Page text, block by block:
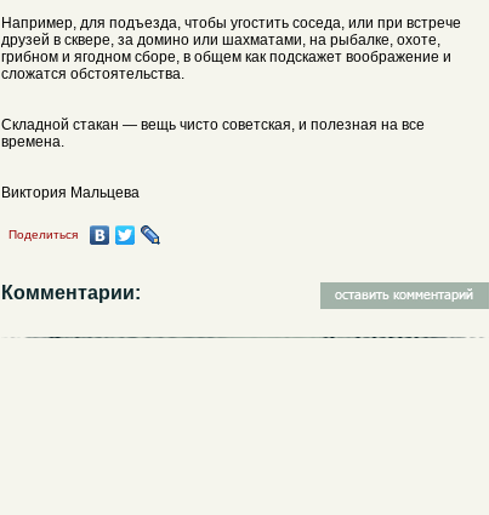
Например, для подъезда, чтобы угостить соседа, или при встрече
друзей в сквере, за домино или шахматами, на рыбалке, охоте,
грибном и ягодном сборе, в общем как подскажет воображение и
сложатся обстоятельства.
Складной стакан — вещь чисто советская, и полезная на все
времена.
Виктория Мальцева
Поделиться
Комментарии: